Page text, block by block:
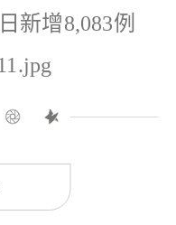
新增8,083例